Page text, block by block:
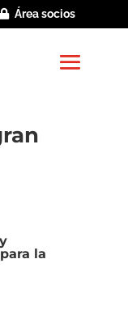
Área socios
la